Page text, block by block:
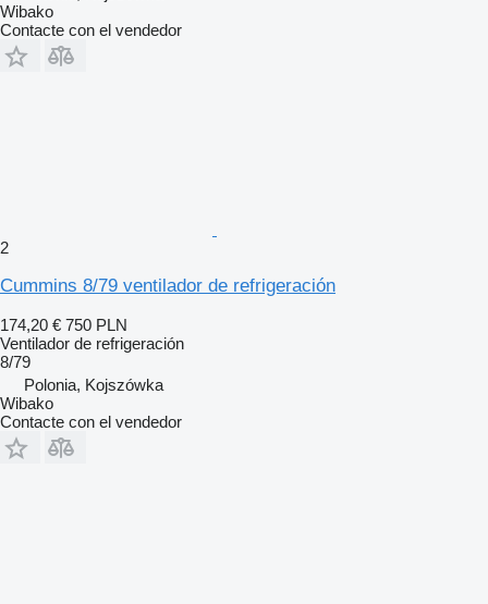
Wibako
Contacte con el vendedor
2
Cummins 8/79 ventilador de refrigeración
174,20 € 750 PLN
Ventilador de refrigeración
8/79
Polonia, Kojszówka
Wibako
Contacte con el vendedor